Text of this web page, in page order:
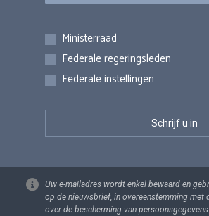
Inschrijvingen
Ministerraad
Federale regeringsleden
Federale instellingen
Uw e-mailadres wordt enkel bewaard en
op de nieuwsbrief, in overeenstemming met
over de bescherming van persoonsgegevens.